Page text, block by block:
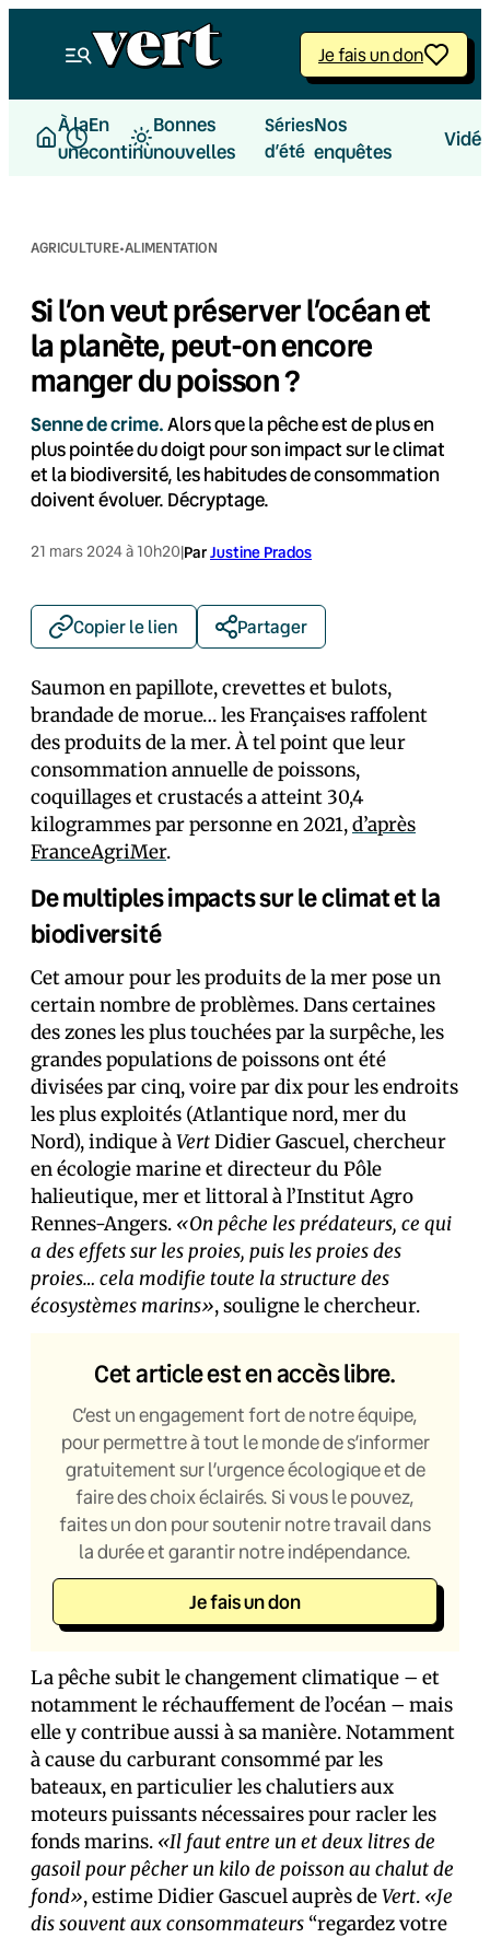
Je fais un don
À la
une
En
continu
Bonnes
nouvelles
Séries
d’été
Nos
enquêtes
AGRICULTURE·ALIMENTATION
Si l’on veut préserver l’océan et
la planète, peut-on encore
manger du poisson ?
Senne de crime.Alors que la pêche est de plus en
plus pointée du doigt pour son impact sur le climat
et la biodiversité, les habitudes de consommation
doivent évoluer. Décryptage.
21 mars 2024 à 10h20|ParJustine Prados
Copier le lien Partager
Saumon en papillote, crevettes et bulots,
brandade de morue… les Français·es raffolent
des produits de la mer. À tel point que leur
consommation annuelle de poissons,
coquillages et crustacés a atteint 30,4
kilogrammes par personne en 2021,d’après
FranceAgriMer.
De multiples impacts sur le climat et la
biodiversité
Cet amour pour les produits de la mer pose un
certain nombre de problèmes. Dans certaines
des zones les plus touchées par la surpêche, les
grandes populations de poissons ont été
divisées par cinq, voire par dix pour les endroits
les plus exploités (Atlantique nord, mer du
Nord), indique àVertDidier Gascuel, chercheur
en écologie marine et directeur du Pôle
halieutique, mer et littoral à l’Institut Agro
Rennes-Angers. «On pêche les prédateurs, ce qui
a des effets sur les proies, puis les proies des
proies… cela modifie toute la structure des
écosystèmes marins», souligne le chercheur.
Cet article est en accès libre.
C’est un engagement fort de notre équipe,
pour permettre à tout le monde de s’informer
gratuitement sur l’urgence écologique et de
faire des choix éclairés. Si vous le pouvez,
faites un don pour soutenir notre travail dans
la durée et garantir notre indépendance.
Je fais un don
La pêche subit le changement climatique – et
notamment le réchauffement de l’océan – mais
elle y contribue aussi à sa manière. Notamment
à cause du carburant consommé par les
bateaux, en particulier les chalutiers aux
moteurs puissants nécessaires pour racler les
fonds marins. «Il faut entre un et deux litres de
gasoil pour pêcher un kilo de poisson au chalut de
fond», estime Didier Gascuel auprès deVert. «Je
dis souvent aux consommateurs “regardez votre